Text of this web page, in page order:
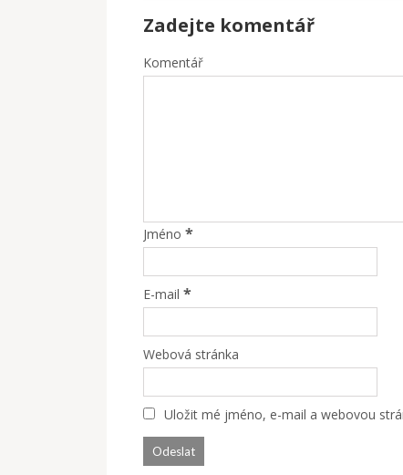
Zadejte komentář
Komentář
Jméno *
E-mail *
Webová stránka
Uložit mé jméno, e-mail a webovou